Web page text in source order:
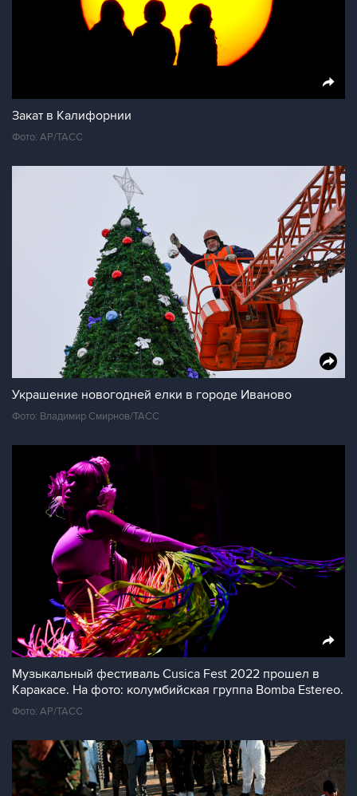
Закат в Калифорнии
Фото: AP/ТАСС
Украшение новогодней елки в городе Иваново
Фото: Владимир Смирнов/ТАСС
Музыкальный фестиваль Cusica Fest 2022 прошел в
Каракасе. На фото: колумбийская группа Bomba Estereo.
Фото: AP/ТАСС